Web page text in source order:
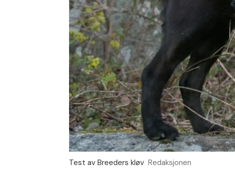
Test av Breeders kløv Redaksjonen